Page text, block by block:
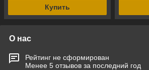
Купить
О нас
Рейтинг не сформирован
Менее 5 отзывов за последний год